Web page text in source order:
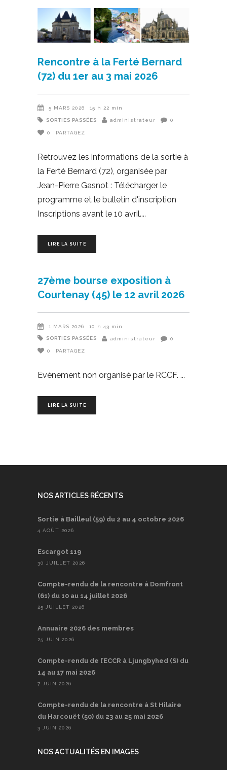
Rencontre à la Ferté Bernard
(72) du 1er au 3 mai 2026
5 MARS 2026 15 h 22 min
SORTIES PASSÉES administrateur 0
0 PARTAGEZ
Retrouvez les informations de la sortie à
la Ferté Bernard (72), organisée par
Jean-Pierre Gasnot : Télécharger le
programme et le bulletin d'inscription
Inscriptions avant le 10 avril.
LIRE LA SUITE
27ème bourse exposition à
Courtenay (45) le 12 avril 2026
1 MARS 2026 10 h 43 min
SORTIES PASSÉES administrateur 0
0 PARTAGEZ
Evénement non organisé par le RCCF.
LIRE LA SUITE
NOS ARTICLES RÉCENTS
Sortie à Bailleul (59) du 2 au 4 octobre 2026
4 AOÛT 2026
Escargot 119
30 JUILLET 2026
Compte-rendu de la rencontre à Domfront
(61) du 10 au 14 juillet 2026
25 JUILLET 2026
Annuaire 2026 des membres
25 JUIN 2026
Compte-rendu de l’ECCR à Ljungbyhed (S) du
14 au 17 mai 2026
7 JUIN 2026
Compte-rendu de la rencontre à St Hilaire
du Harcouët (50) du 23 au 25 mai 2026
3 JUIN 2026
NOS ACTUALITÉS EN IMAGES